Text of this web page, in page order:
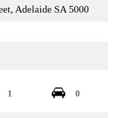
Adelaide SA 5000
1 0